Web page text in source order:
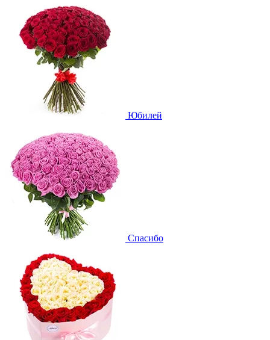
Юбилей
Спасибо